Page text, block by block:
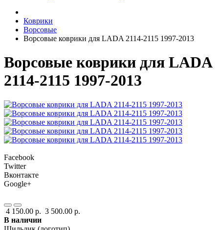
Коврики
Ворсовые
Ворсовые коврики для LADA 2114-2115 1997-2013
Ворсовые коврики для LADA
2114-2115 1997-2013
Facebook
Twitter
Вконтакте
Google+
4 150.00 р. 3 500.00 р.
В наличии